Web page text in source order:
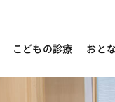
こどもの診療 おと